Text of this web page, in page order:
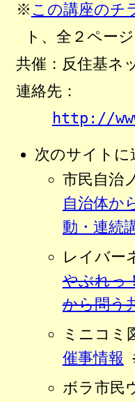
※ この講座のチ
ト、全２ペー
共催：反住基ネ
連絡先：
http://
次のサイトに
市民自治
自治体か
動・連続
レイバー
やぶれっ
から問う
ミニコミ
催事情報
ボラ市民